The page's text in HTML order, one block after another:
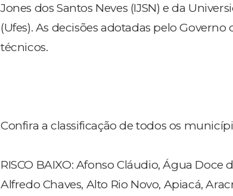
Jones dos Santos Neves (IJSN) e da
(Ufes). As decisões adotadas pelo
técnicos.
Confira a classificação de todos os
RISCO BAIXO: Afonso Cláudio, Água Doce
Alfredo Chaves, Alto Rio Novo, Apiacá,